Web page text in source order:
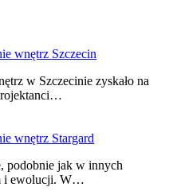
wnętrz Szczecin
w Szczecinie zyskało na
wnętrz Stargard
podobnie jak w innych
i ewolucji. W…